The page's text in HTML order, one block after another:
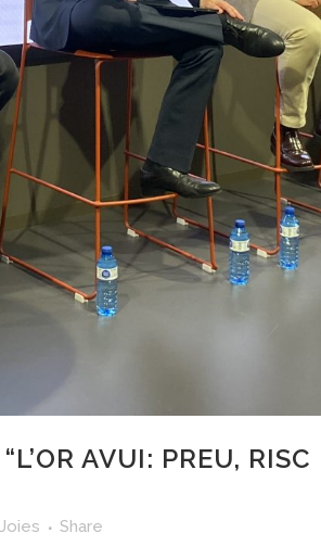
AVUI: PREU,
Joies Share